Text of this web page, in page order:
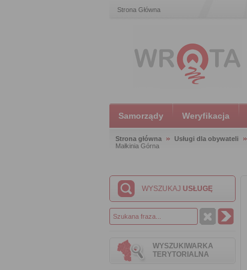
Strona Główna
Samorządy Weryfikacja
Strona główna Usługi dla obywateli
Małkinia Górna
WYSZUKAJ USŁUGĘ
WYSZUKIWARKA
TERYTORIALNA